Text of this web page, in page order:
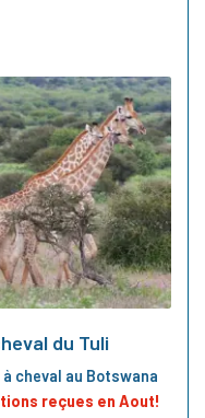
du Tuli
cheval au Botswana
reçues en Aout!